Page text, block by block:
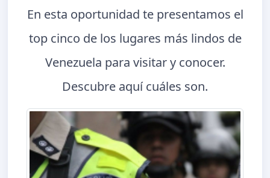
En esta oportunidad te presentamos el
top cinco de los lugares más lindos de
Venezuela para visitar y conocer.
Descubre aquí cuáles son.